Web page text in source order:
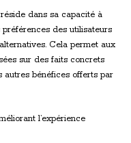
réside dans sa capacité à
des utilisateurs
Cela permet aux
sur des faits concrets
autres bénéfices offerts par
l’expérience